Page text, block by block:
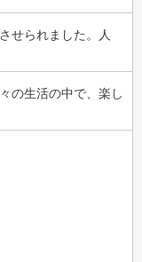
せられました。人
の生活の中で、楽し